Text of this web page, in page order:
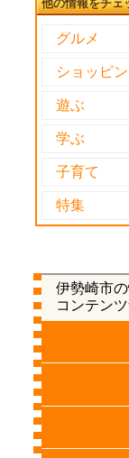
他の情報をチェ
グルメ
ショッピ
遊ぶ
学ぶ
子育て
特集
伊勢崎市の
コンテンツ